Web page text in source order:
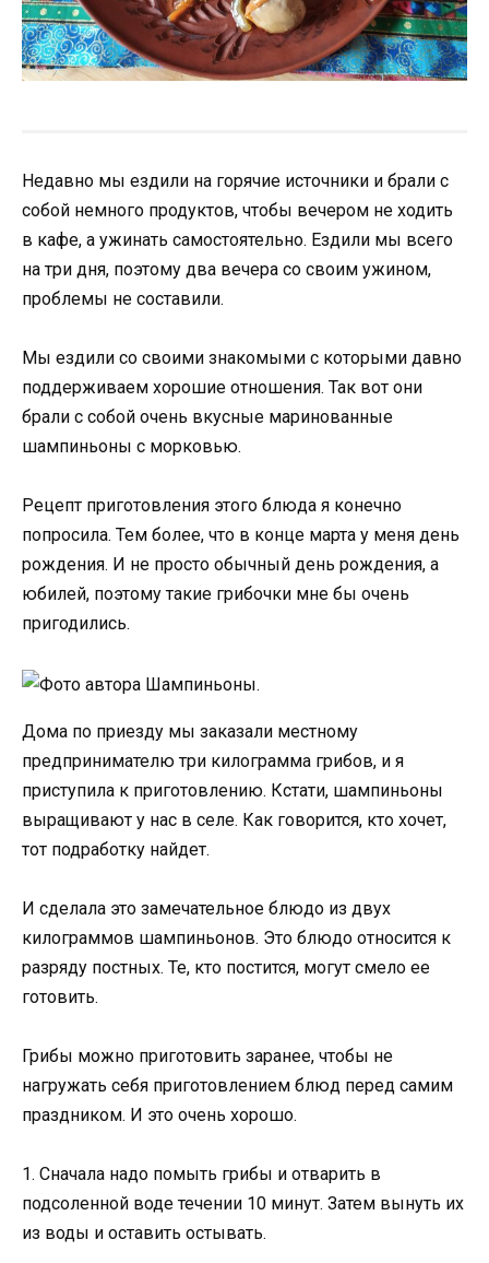
Недавно мы ездили на горячие источники и брали с
собой немного продуктов, чтобы вечером не ходить
в кафе, а ужинать самостоятельно. Ездили мы всего
на три дня, поэтому два вечера со своим ужином,
проблемы не составили.
Мы ездили со своими знакомыми с которыми давно
поддерживаем хорошие отношения. Так вот они
брали с собой очень вкусные маринованные
шампиньоны с морковью.
Рецепт приготовления этого блюда я конечно
попросила. Тем более, что в конце марта у меня день
рождения. И не просто обычный день рождения, а
юбилей, поэтому такие грибочки мне бы очень
пригодились.
Дома по приезду мы заказали местному
предпринимателю три килограмма грибов, и я
приступила к приготовлению. Кстати, шампиньоны
выращивают у нас в селе. Как говорится, кто хочет,
тот подработку найдет.
И сделала это замечательное блюдо из двух
килограммов шампиньонов. Это блюдо относится к
разряду постных. Те, кто постится, могут смело ее
готовить.
Грибы можно приготовить заранее, чтобы не
нагружать себя приготовлением блюд перед самим
праздником. И это очень хорошо.
1. Сначала надо помыть грибы и отварить в
подсоленной воде течении 10 минут. Затем вынуть их
из воды и оставить остывать.